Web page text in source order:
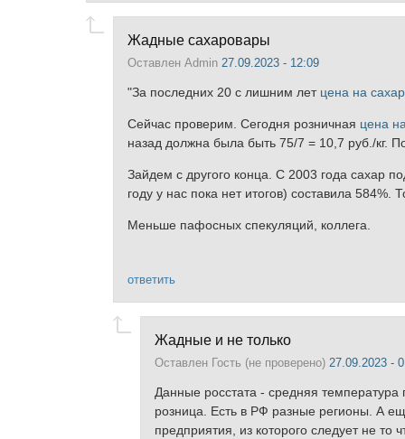
Жадные сахаровары
Оставлен Admin 27.09.2023 - 12:09
"За последних 20 с лишним лет цена на сахар
Сейчас проверим. Сегодня розничная цена
назад должна была быть 75/7 = 10,7 руб./кг.
Зайдем с другого конца. С 2003 года сахар
году у нас пока нет итогов) составила
Меньше пафосных спекуляций, коллега.
ответить
Жадные и не только
Оставлен Гость (не проверено) 27.09.2023 -
Данные росстата - средняя
розница. Есть в РФ разные регионы. А
предприятия, из которого следует не